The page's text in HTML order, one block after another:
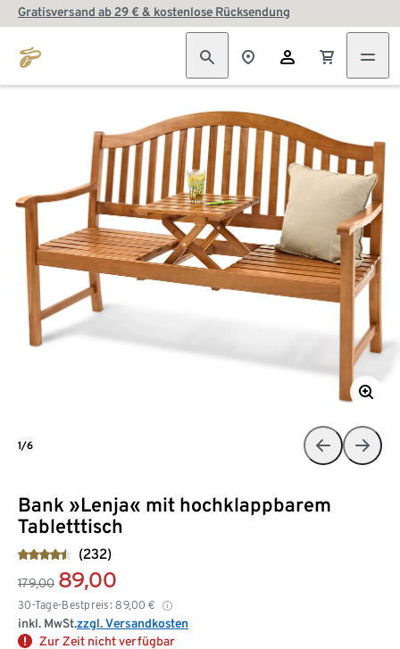
Gratisversand ab 29 € & kostenlose Rücksendung
Bank »Lenja« mit hochklappbarem
Tabletttisch
(232)
179,00 89,00
30-Tage-Bestpreis: 89,00 €
inkl. MwSt.zzgl. Versandkosten
Zur Zeit nicht verfügbar
1/6